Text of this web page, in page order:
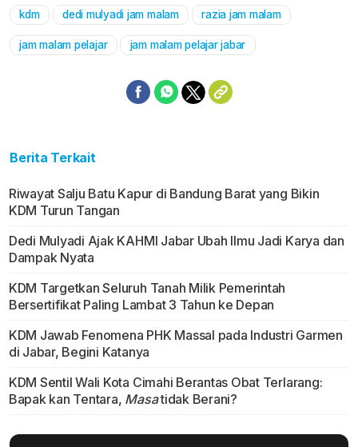
kdm dedi mulyadi jam malam razia jam malam
jam malam pelajar jam malam pelajar jabar
Berita Terkait
Riwayat Salju Batu Kapur di Bandung Barat yang Bikin
KDM Turun Tangan
Dedi Mulyadi Ajak KAHMI Jabar Ubah Ilmu Jadi Karya dan
Dampak Nyata
KDM Targetkan Seluruh Tanah Milik Pemerintah
Bersertifikat Paling Lambat 3 Tahun ke Depan
KDM Jawab Fenomena PHK Massal pada Industri Garmen
di Jabar, Begini Katanya
KDM Sentil Wali Kota Cimahi Berantas Obat Terlarang:
Bapak kan Tentara, Masatidak Berani?